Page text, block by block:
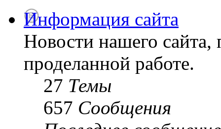
Информация сайта
Новости нашего
проделанной работе.
27 Темы
657 Сообщения